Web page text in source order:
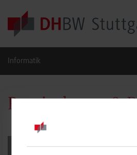
Skip to main content
Informatik
Praxisphasen &